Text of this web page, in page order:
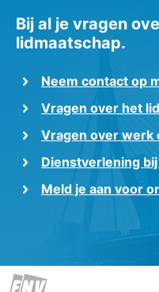
Bij al je vragen
lidmaatschap.
Neem contact op
Vragen over het
Vragen over werk
Dienstverlening
Meld je aan voor